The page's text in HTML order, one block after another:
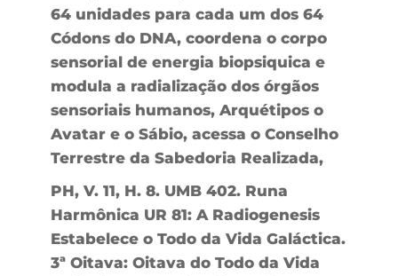
64 unidades para cada um dos 64
Códons do DNA, coordena o corpo
sensorial de energia biopsiquica e
modula a radialização dos órgãos
sensoriais humanos, Arquétipos o
Avatar e o Sábio, acessa o Conselho
Terrestre da Sabedoria Realizada,
PH, V. 11, H. 8. UMB 402. Runa
Harmônica UR 81: A Radiogenesis
Estabelece o Todo da Vida Galáctica.
3ª Oitava: Oitava do Todo da Vida